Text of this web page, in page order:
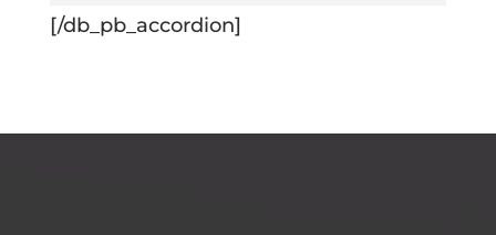
[/db_pb_accordion]